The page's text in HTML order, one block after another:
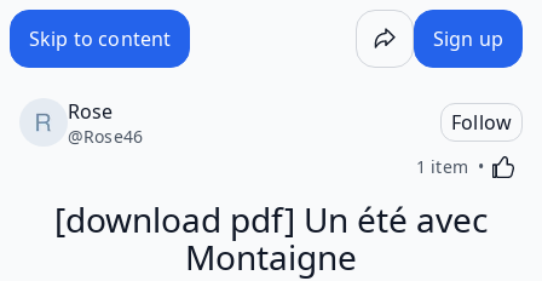
Skip to content Sign up
Rose
@Rose46
Follow
1 item
[download pdf] Un été avec
Montaigne